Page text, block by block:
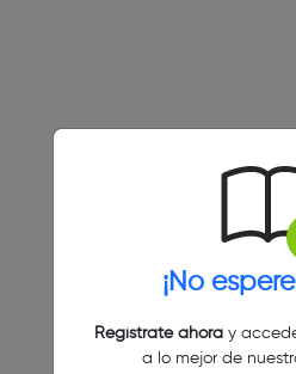
¡No
Regístrate ahoray
a lo mejor de